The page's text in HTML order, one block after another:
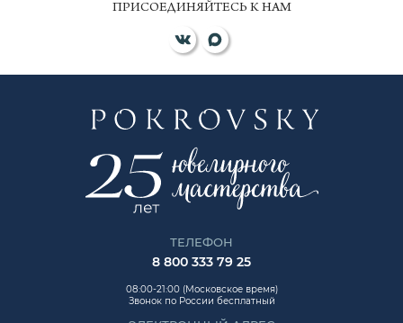
ПРИСОЕДИНЯЙТЕСЬ К НАМ
ТЕЛЕФОН
8 800 333 79 25
08:00-21:00 (Московское время)
Звонок по России бесплатный